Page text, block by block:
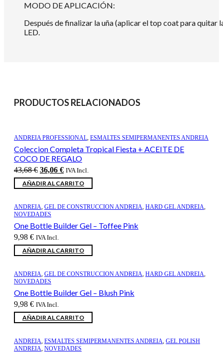
MODO DE APLICACIÓN:
Después de finalizar la uña (aplicar el top coat para
LED.
PRODUCTOS RELACIONADOS
ANDREIA PROFESSIONAL, ESMALTES SEMIPERMANENTES ANDREIA
Coleccion Completa Tropical Fiesta + ACEITE DE
COCO DE REGALO
43,68€ El
precio
original
43,68 €.
36,06 €El
precio
actual
36,06 €.
IVA Incl.
AÑADIR AL CARRITO
ANDREIA, GEL DE CONSTRUCCION ANDREIA, HARD GEL ANDREIA,
NOVEDADES
One Bottle Builder Gel – Toffee Pink
9,98 € IVA Incl.
AÑADIR AL CARRITO
ANDREIA, GEL DE CONSTRUCCION ANDREIA, HARD GEL ANDREIA,
NOVEDADES
One Bottle Builder Gel – Blush Pink
9,98 € IVA Incl.
AÑADIR AL CARRITO
ANDREIA, ESMALTES SEMIPERMANENTES ANDREIA, GEL POLISH
ANDREIA, NOVEDADES